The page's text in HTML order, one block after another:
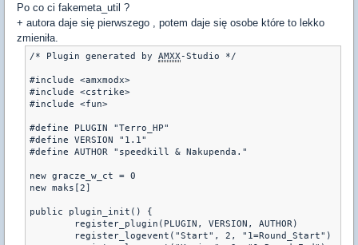
Po co ci fakemeta_util ?
+ autora daje się pierwszego , potem daje się osobe które to lekko
zmieniła.
/* Plugin generated by AMXX-Studio */
#include <amxmodx>
#include <cstrike>
#include <fun>
#define PLUGIN "Terro_HP"
#define VERSION "1.1"
#define AUTHOR "speedkill & Nakupenda."
new gracze_w_ct = 0
new maks[2]
public plugin_init() {